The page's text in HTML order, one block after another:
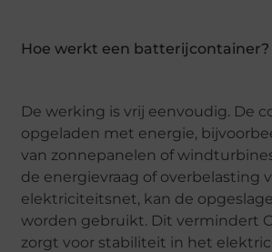
Hoe werkt een batterijcontainer?
De werking is vrij eenvoudig. De
opgeladen met energie,
van zonnepanelen of
de energievraag of overbelasting
elektriciteitsnet, kan de
worden gebruikt. Dit vermindert
zorgt voor stabiliteit in het